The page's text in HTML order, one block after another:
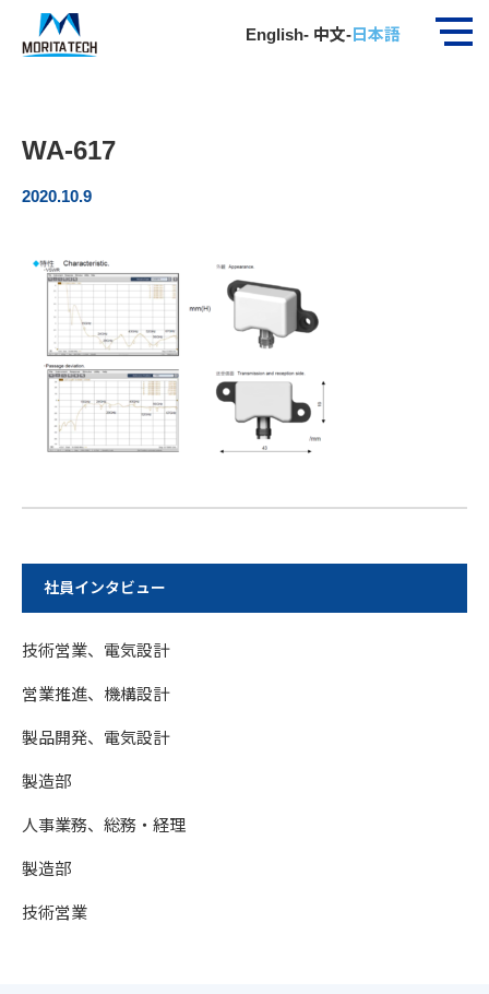
English- 中文-日本語
ホーム WA-617
WA-617
2020.10.9
社員インタビュー
技術営業、電気設計
営業推進、機構設計
製品開発、電気設計
製造部
人事業務、総務・経理
製造部
技術営業